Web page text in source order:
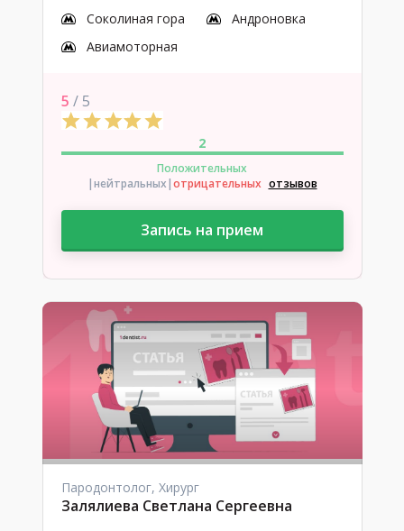
Соколиная гора
Андроновка
Авиамоторная
5 / 5
2
Положительных
|нейтральных|отрицательных отзывов
Запись на прием
Пародонтолог, Хирург
Залялиева Светлана Сергеевна